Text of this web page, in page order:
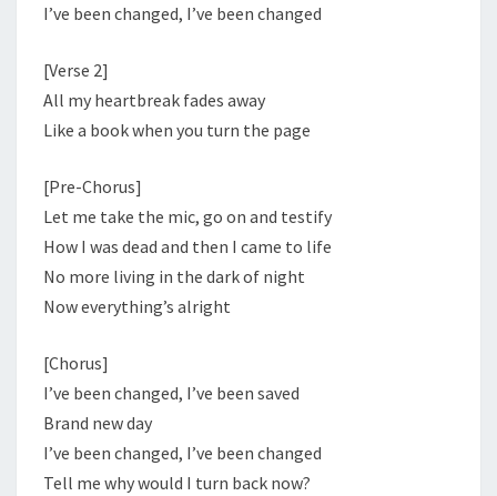
I’ve been changed, I’ve been changed
[Verse 2]
All my heartbreak fades away
Like a book when you turn the page
[Pre-Chorus]
Let me take the mic, go on and testify
How I was dead and then I came to life
No more living in the dark of night
Now everything’s alright
[Chorus]
I’ve been changed, I’ve been saved
Brand new day
I’ve been changed, I’ve been changed
Tell me why would I turn back now?